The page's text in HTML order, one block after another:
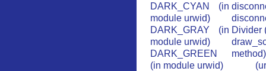
DARK_CYAN (in
module urwid)
DARK_GRAY (in
module urwid)
DARK_GREEN
(in module urwid)
Divider
method)